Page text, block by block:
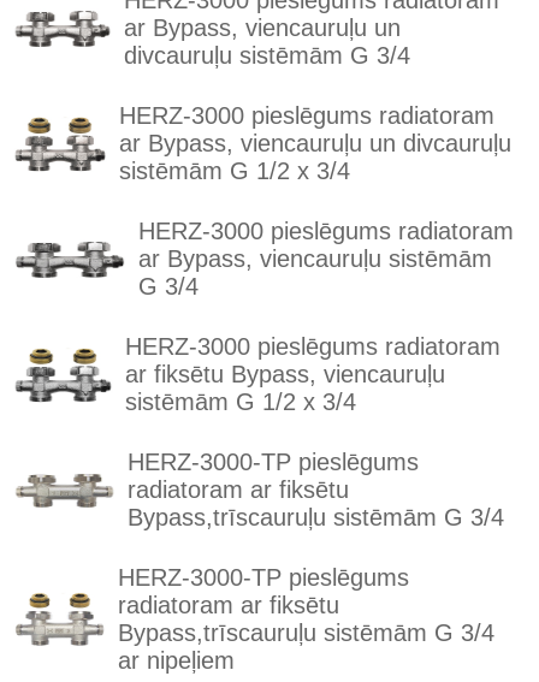
ar Bypass, viencauruļu un
divcauruļu sistēmām G 3/4
HERZ-3000 pieslēgums radiatoram
ar Bypass, viencauruļu un divcauruļu
sistēmām G 1/2 x 3/4
HERZ-3000 pieslēgums radiatoram
ar Bypass, viencauruļu sistēmām
G 3/4
HERZ-3000 pieslēgums radiatoram
ar fiksētu Bypass, viencauruļu
sistēmām G 1/2 x 3/4
HERZ-3000-TP pieslēgums
radiatoram ar fiksētu
Bypass,trīscauruļu sistēmām G 3/4
HERZ-3000-TP pieslēgums
radiatoram ar fiksētu
Bypass,trīscauruļu sistēmām G 3/4
ar nipeļiem